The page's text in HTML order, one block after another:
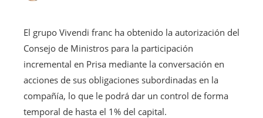
El grupo Vivendi franc ha obtenido la autorización del
Consejo de Ministros para la participación
incremental en Prisa mediante la conversación en
acciones de sus obligaciones subordinadas en la
compañía, lo que le podrá dar un control de forma
temporal de hasta el 1% del capital.